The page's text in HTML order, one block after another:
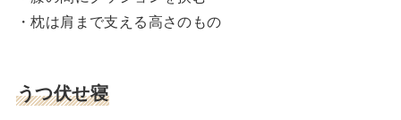
・枕は肩まで支える高さのもの
うつ伏せ寝